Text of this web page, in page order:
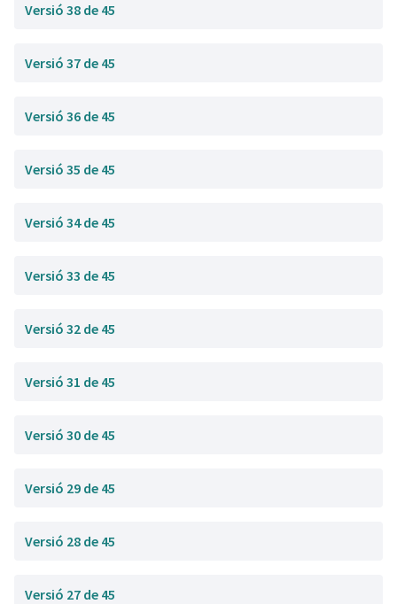
Versió 38 de 45
Versió 37 de 45
Versió 36 de 45
Versió 35 de 45
Versió 34 de 45
Versió 33 de 45
Versió 32 de 45
Versió 31 de 45
Versió 30 de 45
Versió 29 de 45
Versió 28 de 45
Versió 27 de 45